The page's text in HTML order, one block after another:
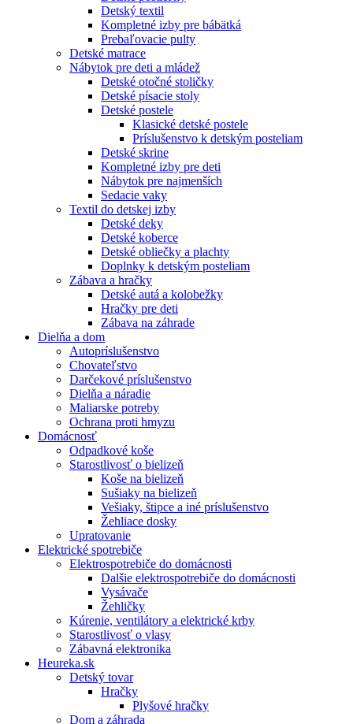
Detský textil
Kompletné izby pre bábätká
Prebaľovacie pulty
Detské matrace
Nábytok pre deti a mládež
Detské otočné stoličky
Detské písacie stoly
Detské postele
Klasické detské postele
Príslušenstvo k detským posteliam
Detské skrine
Kompletné izby pre deti
Nábytok pre najmenších
Sedacie vaky
Textil do detskej izby
Detské deky
Detské koberce
Detské obliečky a plachty
Doplnky k detským posteliam
Zábava a hračky
Detské autá a kolobežky
Hračky pre deti
Zábava na záhrade
Dielňa a dom
Autopríslušenstvo
Chovateľstvo
Darčekové príslušenstvo
Dielňa a náradie
Maliarske potreby
Ochrana proti hmyzu
Domácnosť
Odpadkové koše
Starostlivosť o bielizeň
Koše na bielizeň
Sušiaky na bielizeň
Vešiaky, štipce a iné príslušenstvo
Žehliace dosky
Upratovanie
Elektrické spotrebiče
Elektrospotrebiče do domácnosti
Dalšie elektrospotrebiče do domácnosti
Vysávače
Žehličky
Kúrenie, ventilátory a elektrické krby
Starostlivosť o vlasy
Zábavná elektronika
Heureka.sk
Detský tovar
Hračky
Plyšové hračky
Dom a záhrada